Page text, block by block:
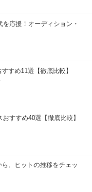
応援！オーディション・
すめ11選【徹底比較】
すすめ40選【徹底比較】
、ヒットの推移をチェッ